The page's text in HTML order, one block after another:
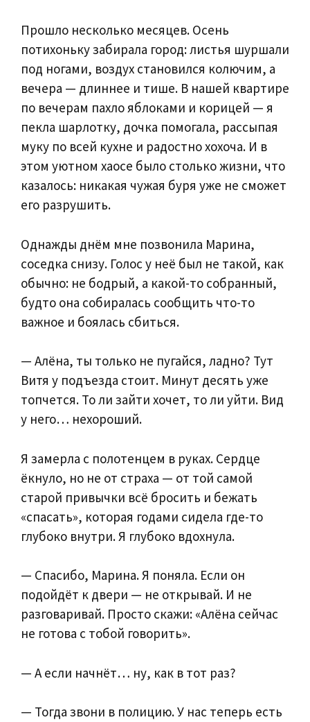
Прошло несколько месяцев. Осень
потихоньку забирала город: листья шуршали
под ногами, воздух становился колючим, а
вечера — длиннее и тише. В нашей квартире
по вечерам пахло яблоками и корицей — я
пекла шарлотку, дочка помогала, рассыпая
муку по всей кухне и радостно хохоча. И в
этом уютном хаосе было столько жизни, что
казалось: никакая чужая буря уже не сможет
его разрушить.
Однажды днём мне позвонила Марина,
соседка снизу. Голос у неё был не такой, как
обычно: не бодрый, а какой-то собранный,
будто она собиралась сообщить что-то
важное и боялась сбиться.
— Алёна, ты только не пугайся, ладно? Тут
Витя у подъезда стоит. Минут десять уже
топчется. То ли зайти хочет, то ли уйти. Вид
у него… нехороший.
Я замерла с полотенцем в руках. Сердце
ёкнуло, но не от страха — от той самой
старой привычки всё бросить и бежать
«спасать», которая годами сидела где-то
глубоко внутри. Я глубоко вдохнула.
— Спасибо, Марина. Я поняла. Если он
подойдёт к двери — не открывай. И не
разговаривай. Просто скажи: «Алёна сейчас
не готова с тобой говорить».
— А если начнёт… ну, как в тот раз?
— Тогда звони в полицию. У нас теперь есть